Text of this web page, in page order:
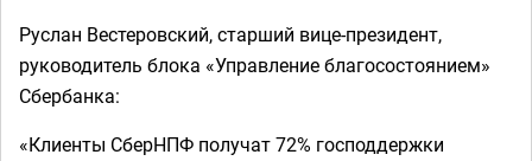
Руслан Вестеровский, старший вице-президент,
руководитель блока «Управление благосостоянием»
Сбербанка:
«Клиенты СберНПФ получат 72% господдержки